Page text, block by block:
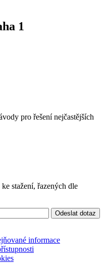
1
pro řešení nejčastějších
stažení, řazených dle
Odeslat dotaz
informace